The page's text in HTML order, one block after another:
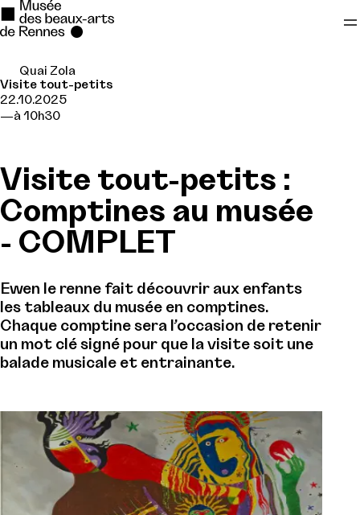
Se rendre au
Contenu principal
Quai Zola
Visite tout-petits
22.10.2025
à 10h30
Visite tout-petits :
Comptines au musée
- COMPLET
Ewen le renne fait découvrir aux enfants
les tableaux du musée en comptines.
Chaque comptine sera l’occasion de retenir
un mot clé signé pour que la visite soit une
balade musicale et entrainante.